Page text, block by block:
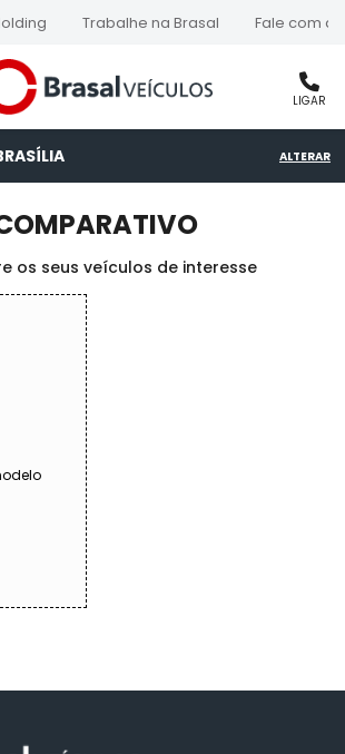
Trabalhe na Brasal Fale com a
LIGAR
ALTERAR
os seus veículos de interesse